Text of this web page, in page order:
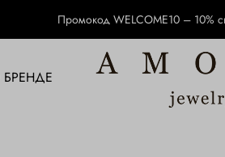
Промокод WELCOME10 – 10%